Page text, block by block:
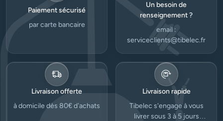
Paiement sécurisé
par carte bancaire
Un besoin de
renseignement ?
email :
serviceclients@tibelec.fr
Livraison offerte
à domicile dès 80€ d’achats
Livraison rapide
Tibelec s'engage à vous
livrer sous 3 à 5 jours